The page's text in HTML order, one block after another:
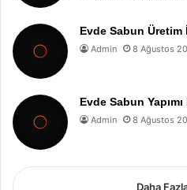
Evde Sabun Üretim
Admin 8 Ağustos
Evde Sabun
Admin 8 Ağustos
Daha